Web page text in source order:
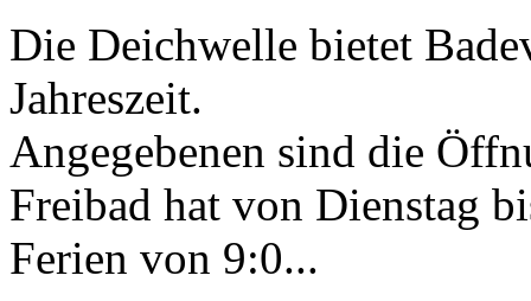
Die Deichwelle bietet
Jahreszeit.
Angegebenen sind die
Freibad hat von Dienstag
Ferien von 9:0...